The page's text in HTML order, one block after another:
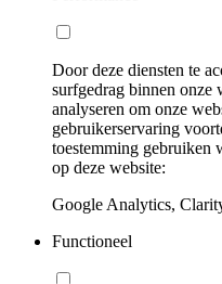
Door deze diensten te
surfgedrag binnen onze
analyseren om onze
gebruikerservaring
toestemming gebruiken
op deze website:
Google Analytics,
Functioneel